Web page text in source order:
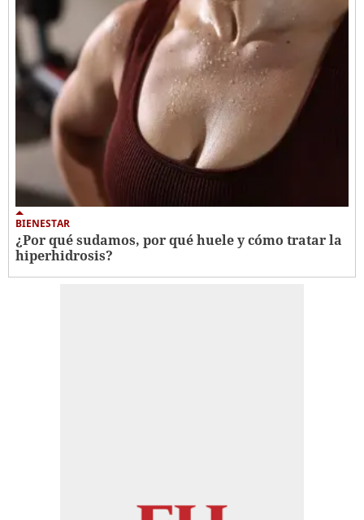
BIENESTAR
¿Por qué sudamos, por qué huele y cómo tratar la
hiperhidrosis?